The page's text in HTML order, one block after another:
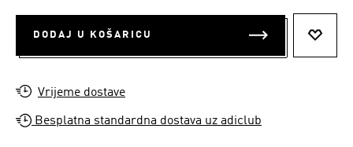
DODAJ U KOŠARICU
Vrijeme dostave
Besplatna standardna dostava uz adiclub